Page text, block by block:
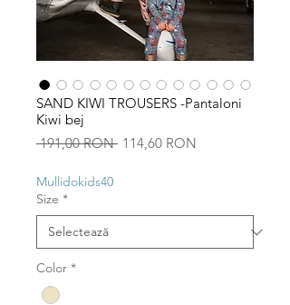
SAND KIWI TROUSERS -Pantaloni
Kiwi bej
191,00 RON Preț
114,60 RON
Mullidokids40
Size *
Color *